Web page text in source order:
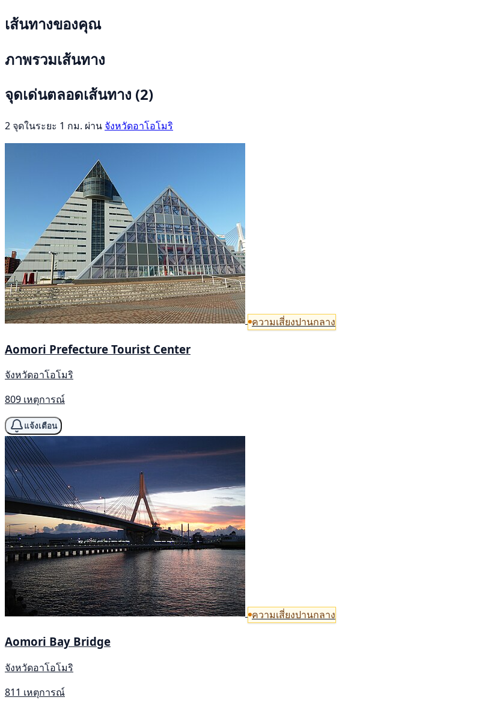
เส้นทางของคุณ
ภาพรวมเส้นทาง
จุดเด่นตลอดเส้นทาง (2)
2 จุดในระยะ 1 กม. ผ่าน จังหวัดอาโอโมริ
ความเสี่ยงปานกลาง
Aomori Prefecture Tourist Center
จังหวัดอาโอโมริ
809 เหตุการณ์
แจ้งเตือน
ความเสี่ยงปานกลาง
Aomori Bay Bridge
จังหวัดอาโอโมริ
811 เหตุการณ์